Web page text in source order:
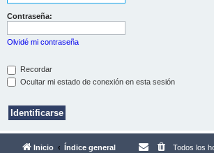
Contraseña:
Olvidé mi contraseña
Recordar
Ocultar mi estado de conexión en esta sesión
Inicio Índice general Todos los